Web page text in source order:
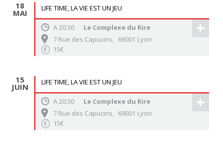
18
MAI LIFE TIME, LA VIE EST UN JEU
+
A20:30
Le Complexe du Rire
7 Rue des Capucins, 69001 Lyon
€ 15€
15
JUIN LIFE TIME, LA VIE EST UN JEU
+
A20:30
Le Complexe du Rire
7 Rue des Capucins, 69001 Lyon
€ 15€